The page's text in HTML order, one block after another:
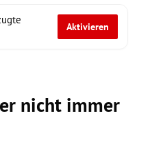
Aktivieren
nicht immer